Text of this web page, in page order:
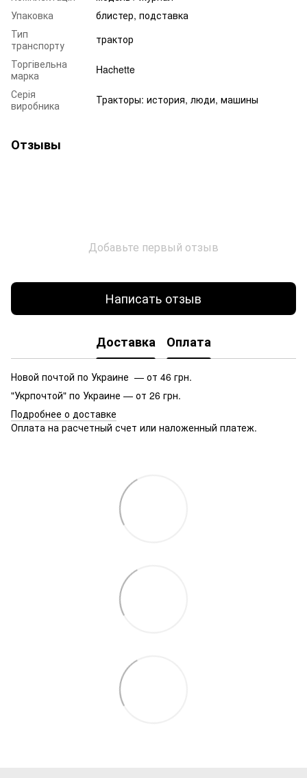
Упаковка
блистер, подставка
Тип
транспорту
трактор
Торгівельна
марка
Hachette
Серія
виробника
Тракторы: история, люди, машины
Отзывы
Добавьте первый отзыв
Написать отзыв
Доставка Оплата
Новой почтой по Украине — от 46 грн.
"Укрпочтой" по Украине — от 26 грн.
Подробнее о доставке
Оплата на расчетный счет или наложенный платеж.